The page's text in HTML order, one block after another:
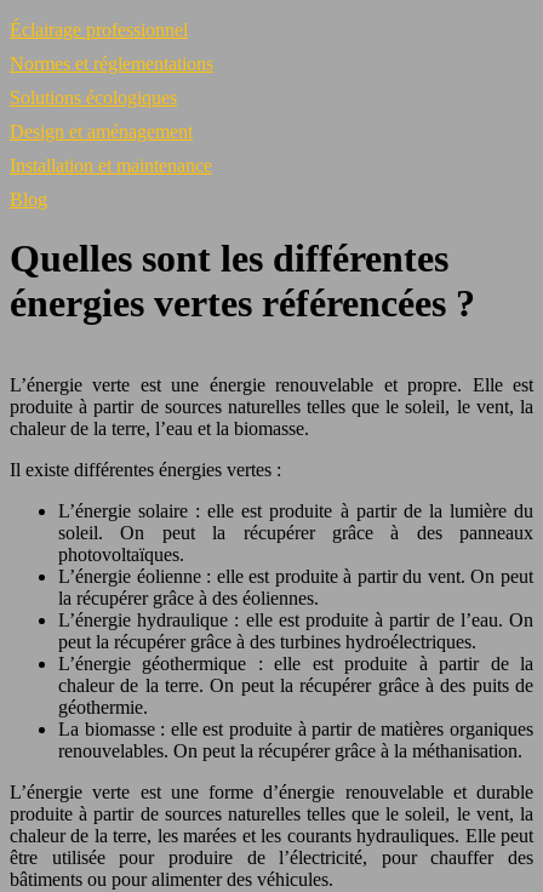
Éclairage professionnel
Normes et réglementations
Solutions écologiques
Design et aménagement
Installation et maintenance
Blog
Quelles sont les différentes
énergies vertes référencées ?
L’énergie verte est une énergie renouvelable et propre. Elle est
produite à partir de sources naturelles telles que le soleil, le vent, la
chaleur de la terre, l’eau et la biomasse.
Il existe différentes énergies vertes :
L’énergie solaire : elle est produite à partir de la lumière du
soleil. On peut la récupérer grâce à des panneaux
photovoltaïques.
L’énergie éolienne : elle est produite à partir du vent. On peut
la récupérer grâce à des éoliennes.
L’énergie hydraulique : elle est produite à partir de l’eau. On
peut la récupérer grâce à des turbines hydroélectriques.
L’énergie géothermique : elle est produite à partir de la
chaleur de la terre. On peut la récupérer grâce à des puits de
géothermie.
La biomasse : elle est produite à partir de matières organiques
renouvelables. On peut la récupérer grâce à la méthanisation.
L’énergie verte est une forme d’énergie renouvelable et durable
produite à partir de sources naturelles telles que le soleil, le vent, la
chaleur de la terre, les marées et les courants hydrauliques. Elle peut
être utilisée pour produire de l’électricité, pour chauffer des
bâtiments ou pour alimenter des véhicules.